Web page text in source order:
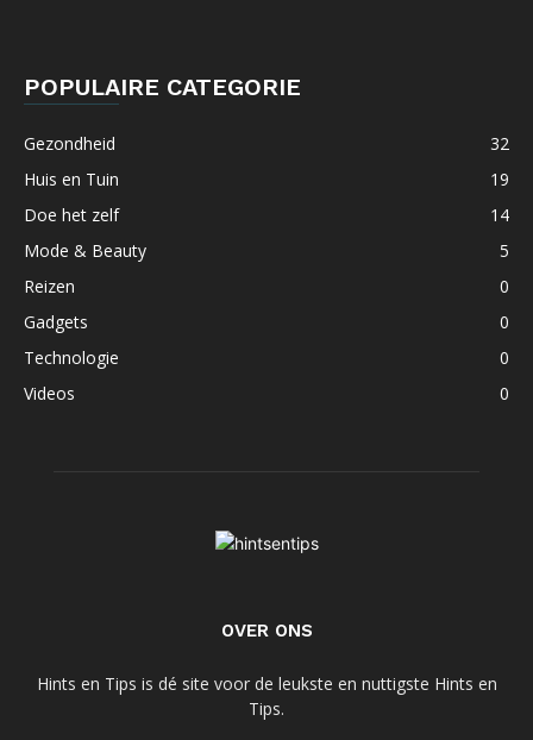
POPULAIRE CATEGORIE
Gezondheid
32
Huis en Tuin
19
Doe het zelf
14
Mode & Beauty
5
Reizen
0
Gadgets
0
Technologie
0
Videos
0
OVER ONS
Hints en Tips is dé site voor de leukste en nuttigste Hints en
Tips.